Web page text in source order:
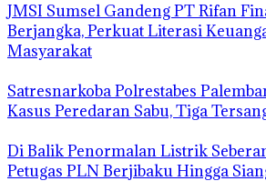
JMSI Sumsel Gandeng PT Rifan
Berjangka, Perkuat Literasi
Masyarakat
Satresnarkoba Polrestabes
Kasus Peredaran Sabu, Tiga
Di Balik Penormalan Listrik
Petugas PLN Berjibaku Hingga